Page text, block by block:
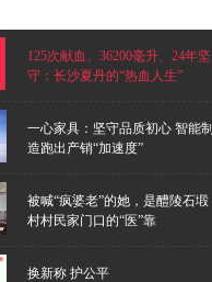
125次献血、36200毫升、24年坚
守：长沙夏丹的“热血人生”
一心家具：坚守品质初心 智能制
造跑出产销“加速度”
被喊“疯婆老”的她，是醴陵石塅
村村民家门口的“医”靠
换新称 护公平